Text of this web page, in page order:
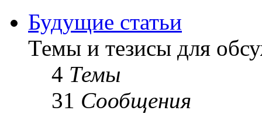
Будущие статьи
Темы и тезисы для
4 Темы
31 Сообщения